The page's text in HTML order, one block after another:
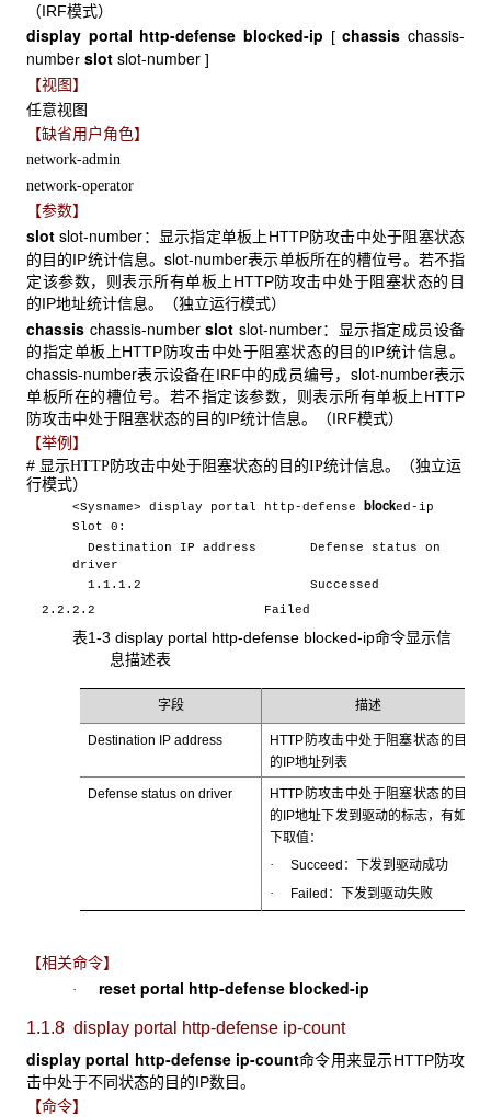
（IRF模式）
display portal http-defense blocked-ip [chassis chassis-
number slot slot-number ]
【视图】
任意视图
【缺省用户角色】
network-admin
network-operator
【参数】
slot slot-number：显示指定单板上HTTP防攻击中处于阻塞状态
的目的IP统计信息。slot-number表示单板所在的槽位号。若不指
定该参数，则表示所有单板上HTTP防攻击中处于阻塞状态的目
的IP地址统计信息。（独立运行模式）
chassis chassis-number slot slot-number：显示指定成员设备
的指定单板上HTTP防攻击中处于阻塞状态的目的IP统计信息。
chassis-number表示设备在IRF中的成员编号， slot-number表示
单板所在的槽位号。若不指定该参数，则表示所有单板上HTTP
防攻击中处于阻塞状态的目的IP统计信息。（IRF模式）
【举例】
# 显示HTTP防攻击中处于阻塞状态的目的IP统计信息。（独立运
行模式）
<Sysname> display portal http-defense blocked-ip
Slot 0:
Destination IP address Defense status on
driver
1.1.1.2 Successed
2.2.2.2 Failed
表1-3 display portal http-defense blocked-ip命令显示信
息描述表
字段 描述
Destination IP address
HTTP防攻击中处于阻塞状态的目
的IP地址列表
Defense status on driver
HTTP防攻击中处于阻塞状态的目
的IP地址下发到驱动的标志，有如
下取值：
· Succeed：下发到驱动成功
· Failed：下发到驱动失败
【相关命令】
· reset portal http-defense blocked-ip
1.1.8 display portal http-defense ip-count
display portal http-defense ip-count命令用来显示HTTP防攻
击中处于不同状态的目的IP数目。
【命令】